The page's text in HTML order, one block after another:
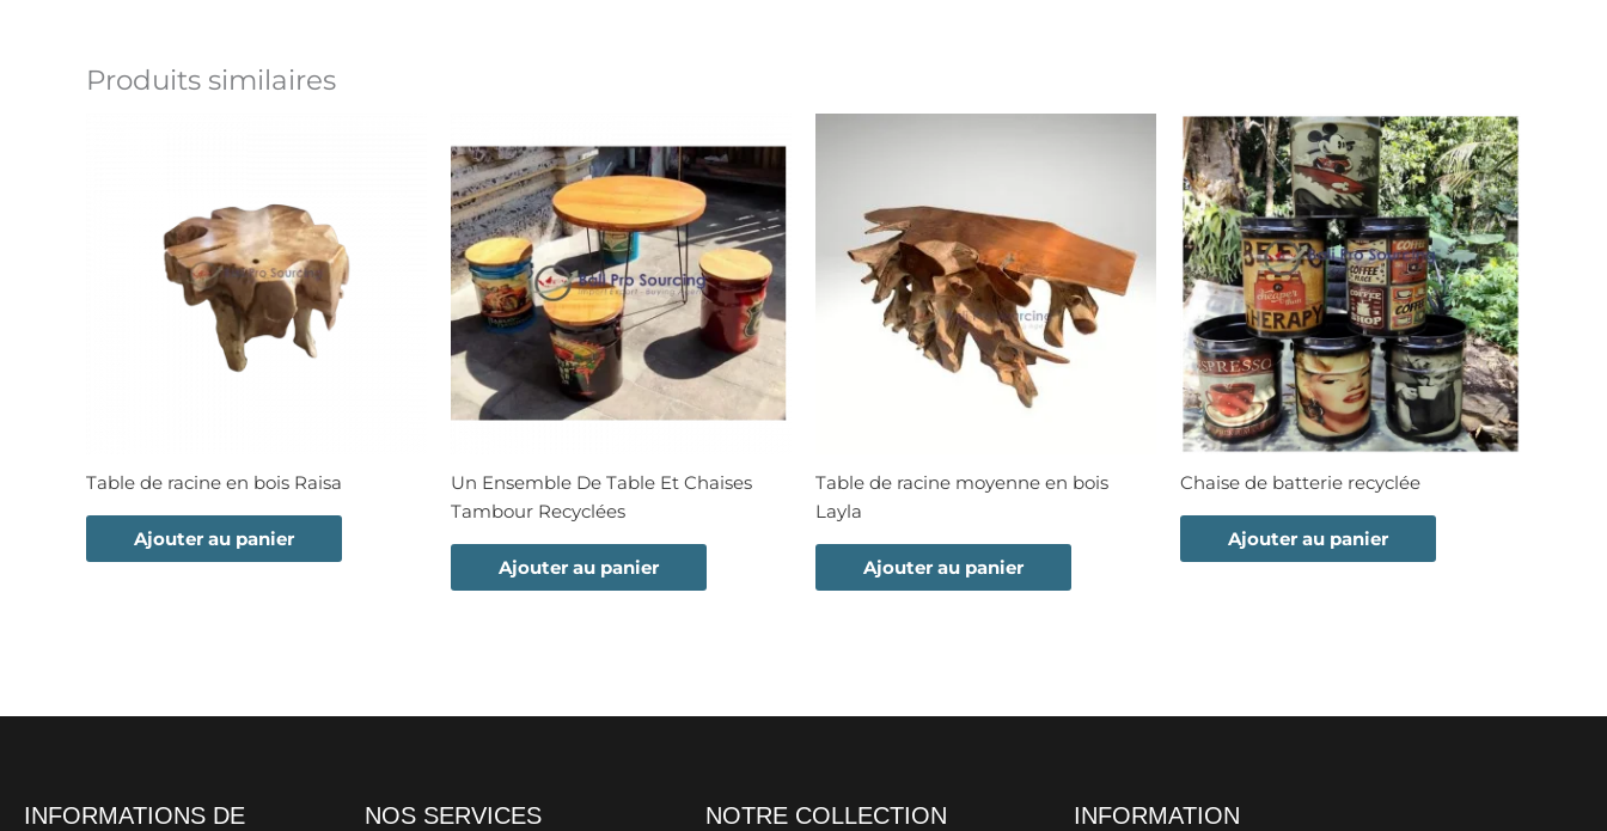
Produits similaires
Table de racine en bois Raisa
Ajouter au panier
Un Ensemble De Table Et Chaises
Tambour Recyclées
Ajouter au panier
Table de racine moyenne en bois
Layla
Ajouter au panier
Chaise de batterie recyclée
Ajouter au panier
INFORMATIONS DE
NOS SERVICES NOTRE COLLECTION INFORMATION